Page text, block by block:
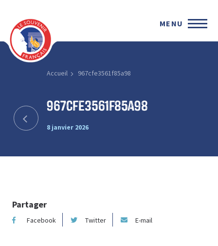
MENU
Accueil 967cfe3561f85a98
967cfe3561f85a98
8 janvier 2026
Partager
Facebook Twitter E-mail